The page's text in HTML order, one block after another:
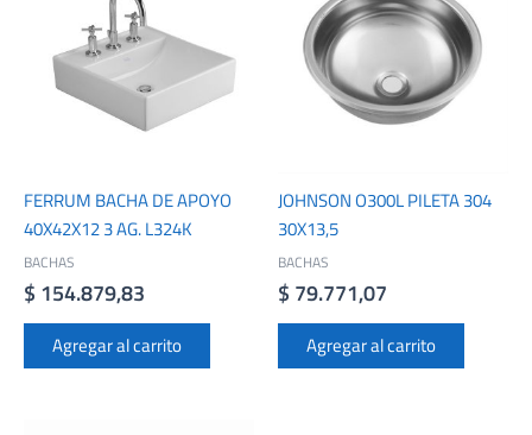
FERRUM BACHA DE APOYO
40X42X12 3 AG. L324K
BACHAS
$ 154.879,83
Agregar al carrito
JOHNSON O300L PILETA 304
30X13,5
BACHAS
$ 79.771,07
Agregar al carrito